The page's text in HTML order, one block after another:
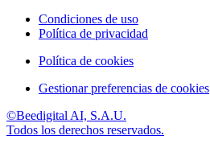
Condiciones de uso
Política de privacidad
Política de cookies
Gestionar preferencias de cookies
©Beedigital AI, S.A.U.
Todos los derechos reservados.